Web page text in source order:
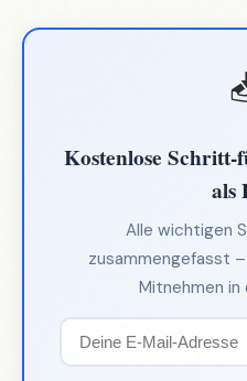
Kostenlose
als
Alle wichtigen
zusammengefasst
Mitnehmen